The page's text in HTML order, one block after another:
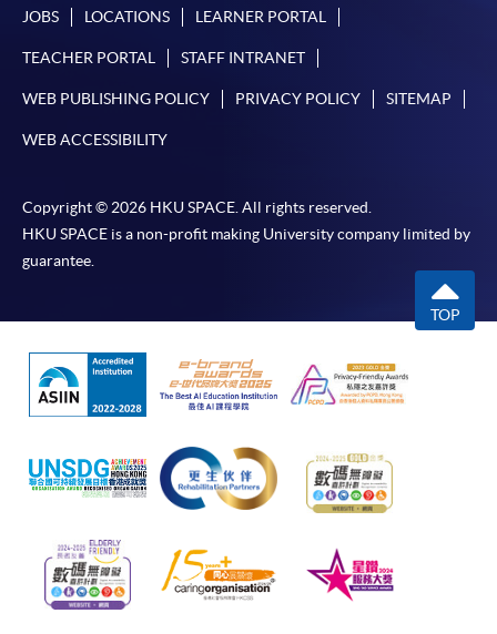
JOBS LOCATIONS LEARNER PORTAL
TEACHER PORTAL STAFF INTRANET
WEB PUBLISHING POLICY PRIVACY POLICY SITEMAP
WEB ACCESSIBILITY
Copyright © 2026 HKU SPACE. All rights reserved.
HKU SPACE is a non-profit making University company limited by
guarantee.
TOP